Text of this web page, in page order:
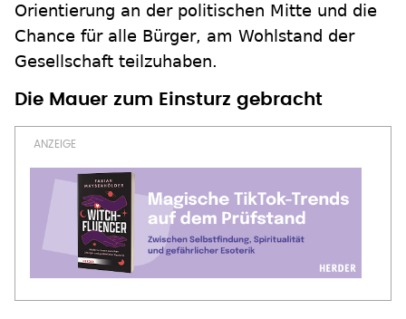
Orientierung an der politischen Mitte und die
Chance für alle Bürger, am Wohlstand der
Gesellschaft teilzuhaben.
Die Mauer zum Einsturz gebracht